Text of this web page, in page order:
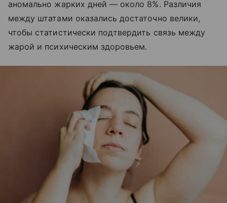
аномально жарких дней — около 8%. Различия
между штатами оказались достаточно велики,
чтобы статистически подтвердить связь между
жарой и психическим здоровьем.